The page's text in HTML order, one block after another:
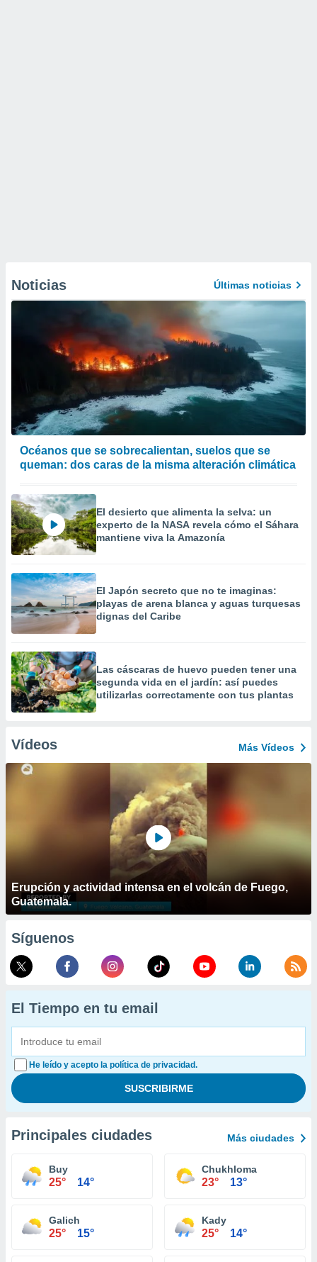
Noticias Últimas noticias
Océanos que se sobrecalientan, suelos que se
queman: dos caras de la misma alteración climática
El desierto que alimenta la selva: un
experto de la NASA revela cómo el Sáhara
mantiene viva la Amazonía
El Japón secreto que no te imaginas:
playas de arena blanca y aguas turquesas
dignas del Caribe
Las cáscaras de huevo pueden tener una
segunda vida en el jardín: así puedes
utilizarlas correctamente con tus plantas
Vídeos Más Vídeos
Erupción y actividad intensa en el volcán de Fuego,
Guatemala.
Síguenos
El Tiempo en tu email
He leído y acepto la política de privacidad.
Principales ciudades Más ciudades
Buy
25° 14°
Chukhloma
23° 13°
Galich
25° 15°
Kady
25° 14°